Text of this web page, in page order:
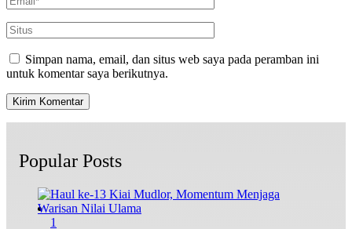
Simpan nama, email, dan situs web saya pada peramban ini
untuk komentar saya berikutnya.
Popular Posts
1